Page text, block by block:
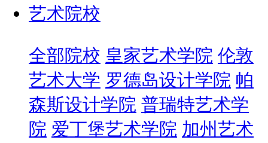
艺术院校
全部院校 皇家艺术学院 伦敦
艺术大学 罗德岛设计学院 帕
森斯设计学院 普瑞特艺术学
院 爱丁堡艺术学院 加州艺术